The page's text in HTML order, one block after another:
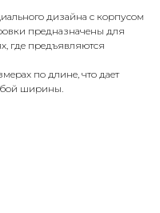
дизайна с корпусом
предназначены для
где предъявляются
по длине, что дает
ширины.